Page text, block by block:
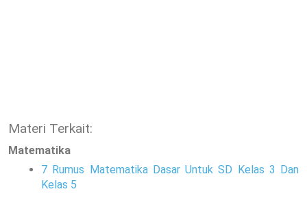
Materi Terkait:
Matematika
7 Rumus Matematika Dasar Untuk SD Kelas 3 Dan
Kelas 5